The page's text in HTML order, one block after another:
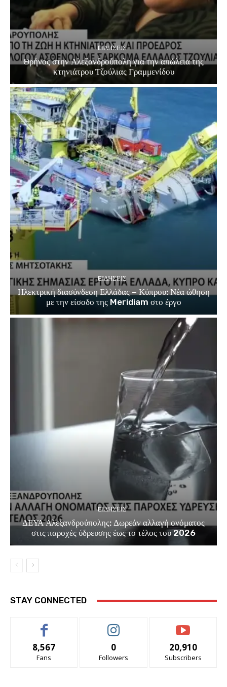
EΙΔΗΣΕΙΣ
Θρήνος στην Αλεξανδρούπολη για την απώλεια της
κτηνιάτρου Τζούλιας Γραμμενίδου
EΙΔΗΣΕΙΣ
Ηλεκτρική διασύνδεση Ελλάδας – Κύπρου: Νέα ώθηση
με την είσοδο της Meridiam στο έργο
EΙΔΗΣΕΙΣ
ΔΕΥΑ Αλεξανδρούπολης: Δωρεάν αλλαγή ονόματος
στις παροχές ύδρευσης έως το τέλος του 2026
STAY CONNECTED
8,567
Fans
0
Followers
20,910
Subscribers